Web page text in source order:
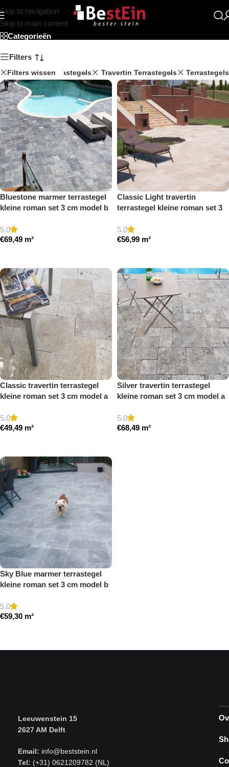
Skip to navigation
Skip to main content
Roman Patroon
Categorieën
Filters
Filters wissen
Marmer Terrastegels Travertin Terrastegels Terrastegels
Bluestone marmer terrastegel
kleine roman set 3 cm model b
5.0
€69,49 m²
Classic Light travertin
terrastegel kleine roman set 3
5.0
€56,99 m²
Classic travertin terrastegel
kleine roman set 3 cm model a
5.0
€49,49 m²
Silver travertin terrastegel
kleine roman set 3 cm model a
5.0
€68,49 m²
Sky Blue marmer terrastegel
kleine roman set 3 cm model b
5.0
€59,30 m²
Leeuwenstein 15
2627 AM Delft
Email: info@beststein.nl
Tel: (+31) 0621209782 (NL)